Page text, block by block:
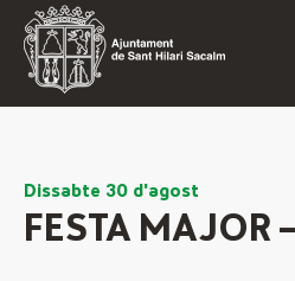
Dissabte 30 d'agost
FESTA MAJOR